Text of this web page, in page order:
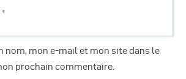
nom, mon e-mail et mon site dans le
prochain commentaire.